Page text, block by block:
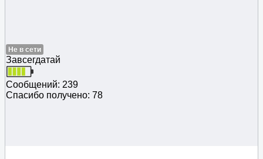
Не в сети
Завсегдатай
Сообщений: 239
Спасибо получено: 78